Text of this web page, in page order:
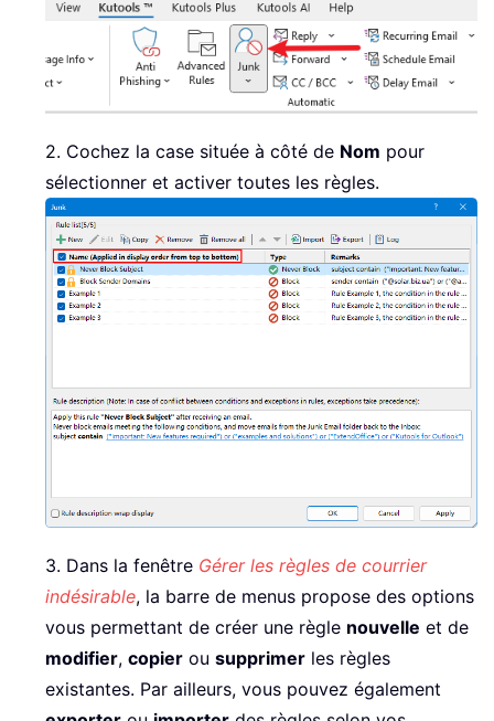
2. Cochez la case située à côté de Nom pour
sélectionner et activer toutes les règles.
3. Dans la fenêtre Gérer les règles de courrier
indésirable, la barre de menus propose des options
vous permettant de créer une règle nouvelle et de
modifier, copier ou supprimer les règles
existantes. Par ailleurs, vous pouvez également